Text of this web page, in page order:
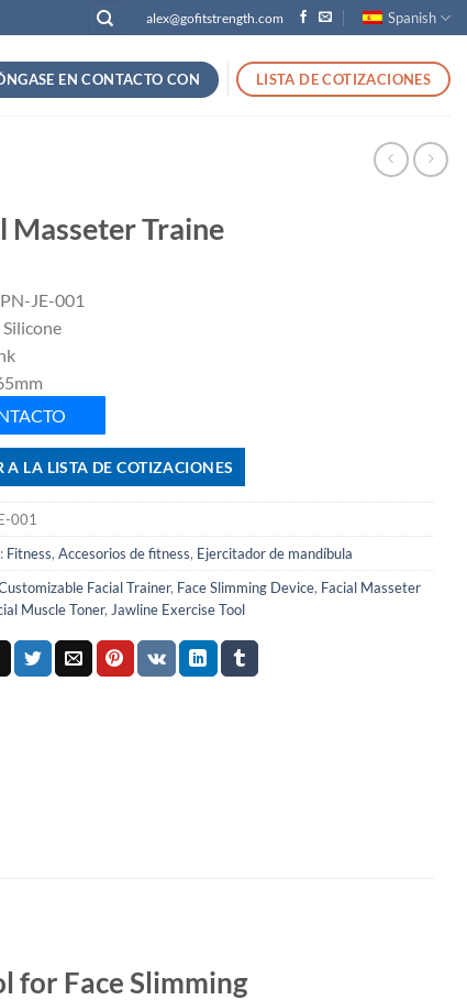
alex@gofitstrength.com Spanish
EN CONTACTO CON LISTA DE COTIZACIONES
Masseter Traine
JE-001
A LA LISTA DE COTIZACIONES
001
Fitness, Accesorios de fitness, Ejercitador de mandíbula
Facial Trainer, Face Slimming Device, Facial Masseter
Muscle Toner, Jawline Exercise Tool
for Face Slimming